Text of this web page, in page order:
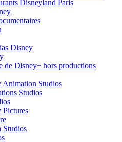
Disneyland Paris
Disney
de Disney+ hors productions
Animation Studios
Studios
Pictures
Studios